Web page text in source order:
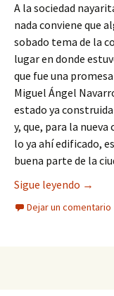
A la sociedad
nada conviene que
sobado tema de la
lugar en donde
que fue una
Miguel Ángel
estado ya
y, que, para la
lo ya ahí edificado,
buena parte de la
Sigue leyendo Surge
→
Dejar un comentario